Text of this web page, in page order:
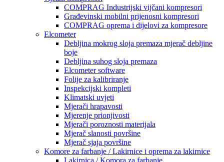
COMPRAG Industrijski vijčani kompresori
Građevinski mobilni prijenosni kompresori
COMPRAG oprema i dijelovi za kompresore
Elcometer
Debljina mokrog sloja premaza mjerač debljine
boje
Debljina suhog sloja premaza
Elcometer software
Folije za kalibriranje
Inspekcijski kompleti
Klimatski uvjeti
Mjerači hrapavosti
Mjerenje prionjivosti
Mjerači poroznosti materijala
Mjerač slanosti površine
Mjerač sjaja površine
Komore za farbanje / Lakirnice i oprema za lakirnice
Lakirnica / Komora za farbanje